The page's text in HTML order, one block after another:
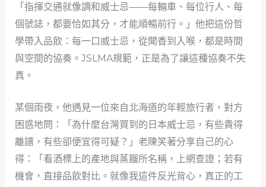
「指揮交通就像調和威士忌——每輛車、每位行人、每
個號誌，都要恰如其分，才能順暢前行。」他把這份哲
學帶入品飲：每一口威士忌，從聞香到入喉，都是時間
與空間的協奏。JSLMA規範，正是為了讓這種協奏不失
真。
某個雨夜，他遇見一位來自北海道的年輕旅行者，對方
困惑地問：「為什麼台灣買到的日本威士忌，有些貴得
離譜，有些卻便宜得可疑？」老陳笑著分享自己的心
得：「看酒標上的產地與蒸餾所名稱，上網查證；若有
機會，直接品飲對比。就像我這件反光背心，真正的工